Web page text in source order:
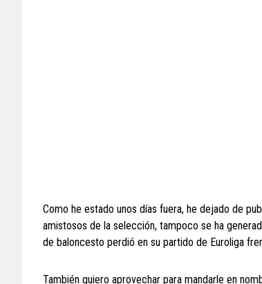
Como he estado unos días fuera, he dejado de
amistosos de la selección, tampoco se ha
de baloncesto perdió en su partido de Euroliga
También quiero aprovechar para mandarle en